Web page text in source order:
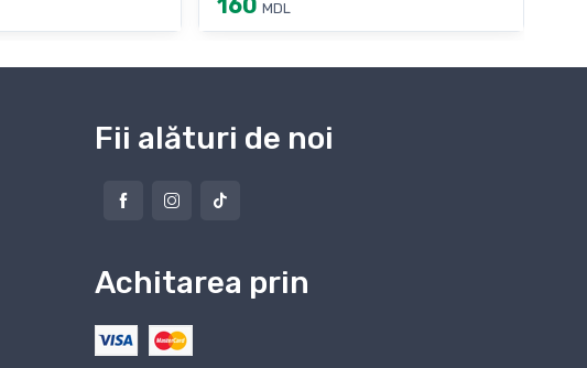
160 MDL
Fii alături de noi
Achitarea prin